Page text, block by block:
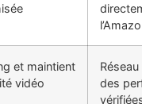
et maintient
vidéo
des